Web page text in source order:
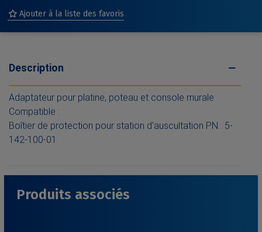
Ajouter à la liste des favoris
Description
Adaptateur pour platine, poteau et console murale
Compatible :
Boîtier de protection pour station d'auscultation PN : 5-
142-100-01
Produits associés